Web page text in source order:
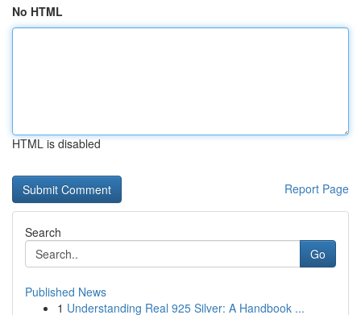
No HTML
HTML is disabled
Report Page
Search
Go
Published News
1 Understanding Real 925 Silver: A Handbook ...